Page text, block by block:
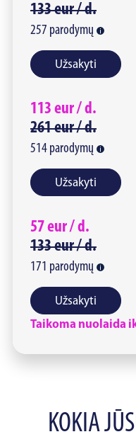
133eur /d.
257 parodymų
Užsakyti
113 eur /d.
261eur /d.
514 parodymų
Užsakyti
57eur /d.
133eur /d.
171 parodymų
Užsakyti
Taikoma nuolaida
KOKIA